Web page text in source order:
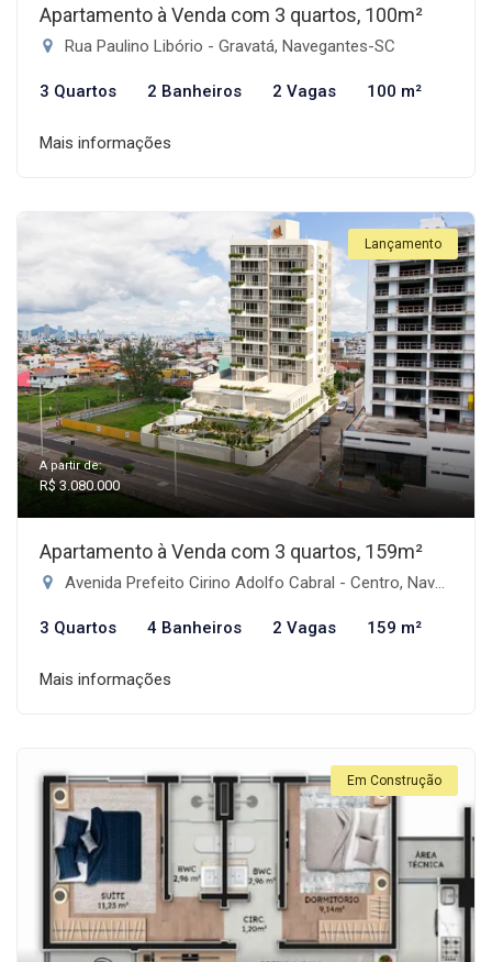
Apartamento à Venda com 3 quartos, 100m²
Rua Paulino Libório - Gravatá, Navegantes-SC
3 Quartos 2 Banheiros 2 Vagas 100 m²
Mais informações
Lançamento
A partir de:
R$ 3.080.000
Apartamento à Venda com 3 quartos, 159m²
Avenida Prefeito Cirino Adolfo Cabral - Centro, Navegantes-SC
3 Quartos 4 Banheiros 2 Vagas 159 m²
Mais informações
Em Construção